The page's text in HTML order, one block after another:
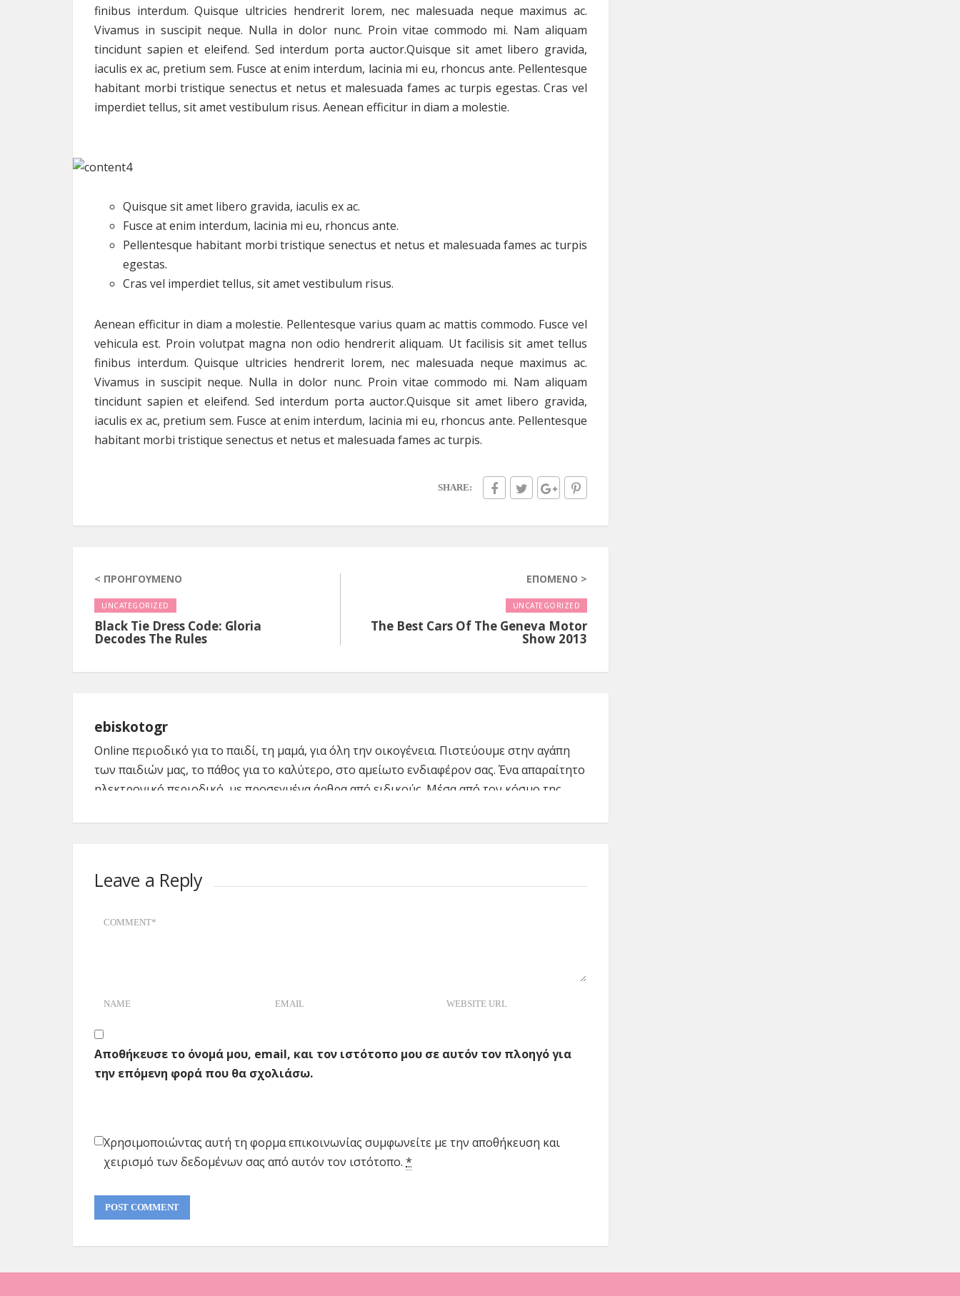
finibus interdum. Quisque ultricies hendrerit lorem, nec malesuada neque maximus ac.
Vivamus in suscipit neque. Nulla in dolor nunc. Proin vitae commodo mi. Nam aliquam
tincidunt sapien et eleifend. Sed interdum porta auctor.Quisque sit amet libero gravida,
iaculis ex ac, pretium sem. Fusce at enim interdum, lacinia mi eu, rhoncus ante. Pellentesque
habitant morbi tristique senectus et netus et malesuada fames ac turpis egestas. Cras vel
imperdiet tellus, sit amet vestibulum risus. Aenean efficitur in diam a molestie.
Quisque sit amet libero gravida, iaculis ex ac.
Fusce at enim interdum, lacinia mi eu, rhoncus ante.
Pellentesque habitant morbi tristique senectus et netus et malesuada fames ac turpis
egestas.
Cras vel imperdiet tellus, sit amet vestibulum risus.
Aenean efficitur in diam a molestie. Pellentesque varius quam ac mattis commodo. Fusce vel
vehicula est. Proin volutpat magna non odio hendrerit aliquam. Ut facilisis sit amet tellus
finibus interdum. Quisque ultricies hendrerit lorem, nec malesuada neque maximus ac.
Vivamus in suscipit neque. Nulla in dolor nunc. Proin vitae commodo mi. Nam aliquam
tincidunt sapien et eleifend. Sed interdum porta auctor.Quisque sit amet libero gravida,
iaculis ex ac, pretium sem. Fusce at enim interdum, lacinia mi eu, rhoncus ante. Pellentesque
habitant morbi tristique senectus et netus et malesuada fames ac turpis.
SHARE:
< ΠΡΟΗΓΟΎΜΕΝΟ
UNCATEGORIZED
Black Tie Dress Code: Gloria
Decodes The Rules
ΕΠΌΜΕΝΟ >
UNCATEGORIZED
The Best Cars Of The Geneva Motor
Show 2013
ebiskotogr
Online περιοδικό για το παιδί, τη μαμά, για όλη την οικογένεια. Πιστεύουμε στην αγάπη
των παιδιών μας, το πάθος για το καλύτερο, στο αμείωτο ενδιαφέρον σας. Ένα απαραίτητο
ηλεκτρονικό περιοδικό, με προσεγμένα άρθρα από ειδικούς. Μέσα από τον κόσμο της
μέσα από ενημερωτικά άρθρα, top θέματα που πιστεύουμε ότι πρέπει να γνωρίζετε, να
Leave a Reply
Αποθήκευσε το όνομά μου, email, και τον ιστότοπο μου σε αυτόν τον πλοηγό για
την επόμενη φορά που θα σχολιάσω.
Χρησιμοποιώντας αυτή τη φορμα επικοινωνίας συμφωνείτε με την αποθήκευση και
χειρισμό των δεδομένων σας από αυτόν τον ιστότοπο. *